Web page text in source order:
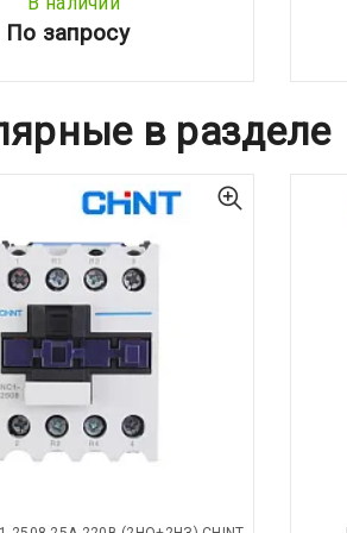
По запросу
в разделе